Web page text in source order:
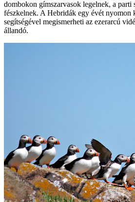
dombokon gímszarvasok legelnek, a parti
fészkelnek. A Hebridák egy évét nyomon
segítségével megismerheti az ezerarcú
állandó.